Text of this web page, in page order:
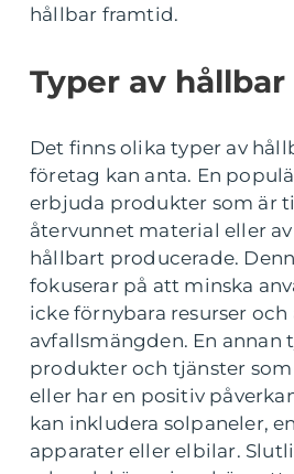
hållbar framtid.
Typer av
Det finns olika typer av
företag kan anta. En
erbjuda produkter som är
återvunnet material eller
hållbart producerade.
fokuserar på att minska
icke förnybara resurser
avfallsmängden. En annan
produkter och tjänster
eller har en positiv
kan inkludera solpaneler,
apparater eller elbilar.